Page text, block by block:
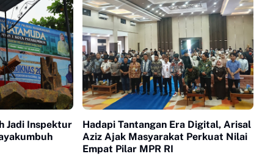
Jadi Inspektur
Hadapi Tantangan Era Digital, Arisal
Aziz Ajak Masyarakat Perkuat Nilai
Empat Pilar MPR RI